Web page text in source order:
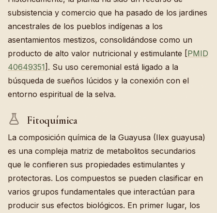
subsistencia y comercio que ha pasado de los jardines
ancestrales de los pueblos indígenas a los
asentamientos mestizos, consolidándose como un
producto de alto valor nutricional y estimulante [PMID
40649351]. Su uso ceremonial está ligado a la
búsqueda de sueños lúcidos y la conexión con el
entorno espiritual de la selva.
Fitoquímica
La composición química de la Guayusa (Ilex guayusa)
es una compleja matriz de metabolitos secundarios
que le confieren sus propiedades estimulantes y
protectoras. Los compuestos se pueden clasificar en
varios grupos fundamentales que interactúan para
producir sus efectos biológicos. En primer lugar, los